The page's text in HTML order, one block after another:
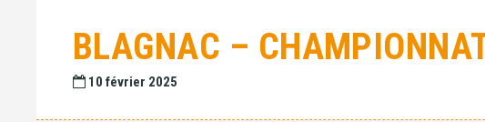
BLAGNAC –
10 février 2025